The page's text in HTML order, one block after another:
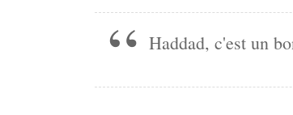
Haddad, c'est un